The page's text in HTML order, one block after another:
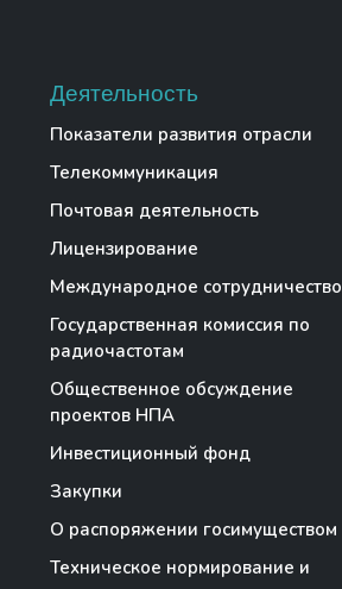
Деятельность
Показатели развития отрасли
Телекоммуникация
Почтовая деятельность
Лицензирование
Международное сотрудничество
Государственная комиссия по
радиочастотам
Общественное обсуждение
проектов НПА
Инвестиционный фонд
Закупки
О распоряжении госимуществом
Техническое нормирование и